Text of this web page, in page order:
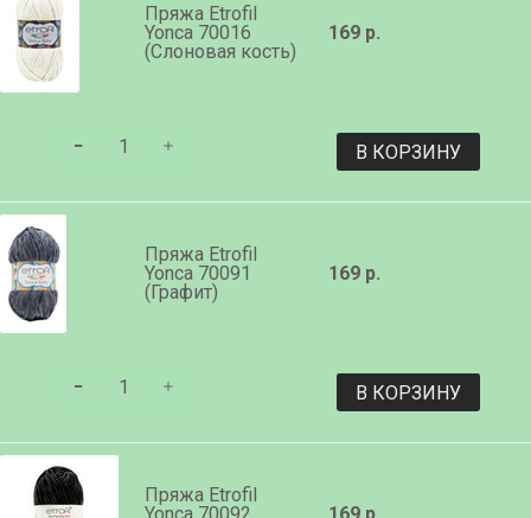
Пряжа Etrofil
Yonca 70016
(Слоновая кость)
169 р.
В КОРЗИНУ
Пряжа Etrofil
Yonca 70091
(Графит)
169 р.
В КОРЗИНУ
Пряжа Etrofil